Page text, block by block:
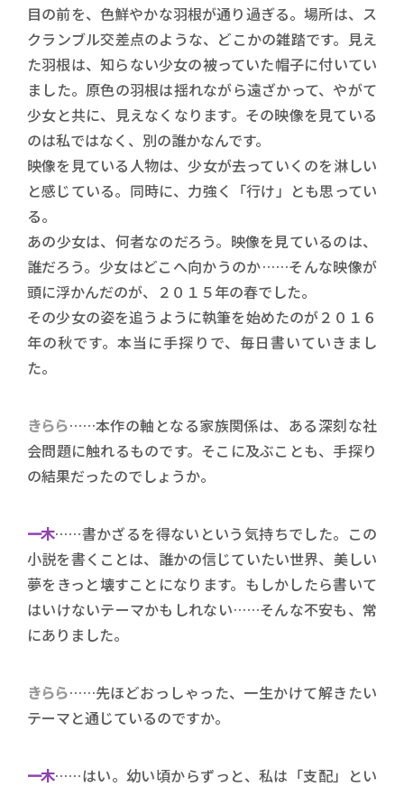
目の前を、色鮮やかな羽根が通り過ぎる。場所は、ス
クランブル交差点のような、どこかの雑踏です。見え
た羽根は、知らない少女の被っていた帽子に付いてい
ました。原色の羽根は揺れながら遠ざかって、やがて
少女と共に、見えなくなります。その映像を見ている
のは私ではなく、別の誰かなんです。
映像を見ている人物は、少女が去っていくのを淋しい
と感じている。同時に、力強く「行け」とも思ってい
る。
あの少女は、何者なのだろう。映像を見ているのは、
誰だろう。少女はどこへ向かうのか……そんな映像が
頭に浮かんだのが、２０１５年の春でした。
その少女の姿を追うように執筆を始めたのが２０１６
年の秋です。本当に手探りで、毎日書いていきまし
た。
きらら……本作の軸となる家族関係は、ある深刻な社
会問題に触れるものです。そこに及ぶことも、手探り
の結果だったのでしょうか。
一木……書かざるを得ないという気持ちでした。この
小説を書くことは、誰かの信じていたい世界、美しい
夢をきっと壊すことになります。もしかしたら書いて
はいけないテーマかもしれない……そんな不安も、常
にありました。
きらら……先ほどおっしゃった、一生かけて解きたい
テーマと通じているのですか。
一木……はい。幼い頃からずっと、私は「支配」とい